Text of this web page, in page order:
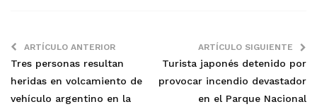
ARTÍCULO ANTERIOR
Tres personas resultan
heridas en volcamiento de
vehículo argentino en la
ARTÍCULO SIGUIENTE
Turista japonés detenido por
provocar incendio devastador
en el Parque Nacional